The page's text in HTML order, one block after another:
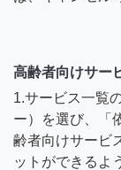
高齢者向けサー
1.サービス一覧
ー）を選び、「
齢者向けサービ
ットができるよ